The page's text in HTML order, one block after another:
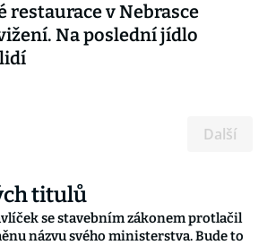
restaurace v Nebrasce
Na poslední jídlo
Další
titulů
se stavebním zákonem protlačil
názvu svého ministerstva. Bude to